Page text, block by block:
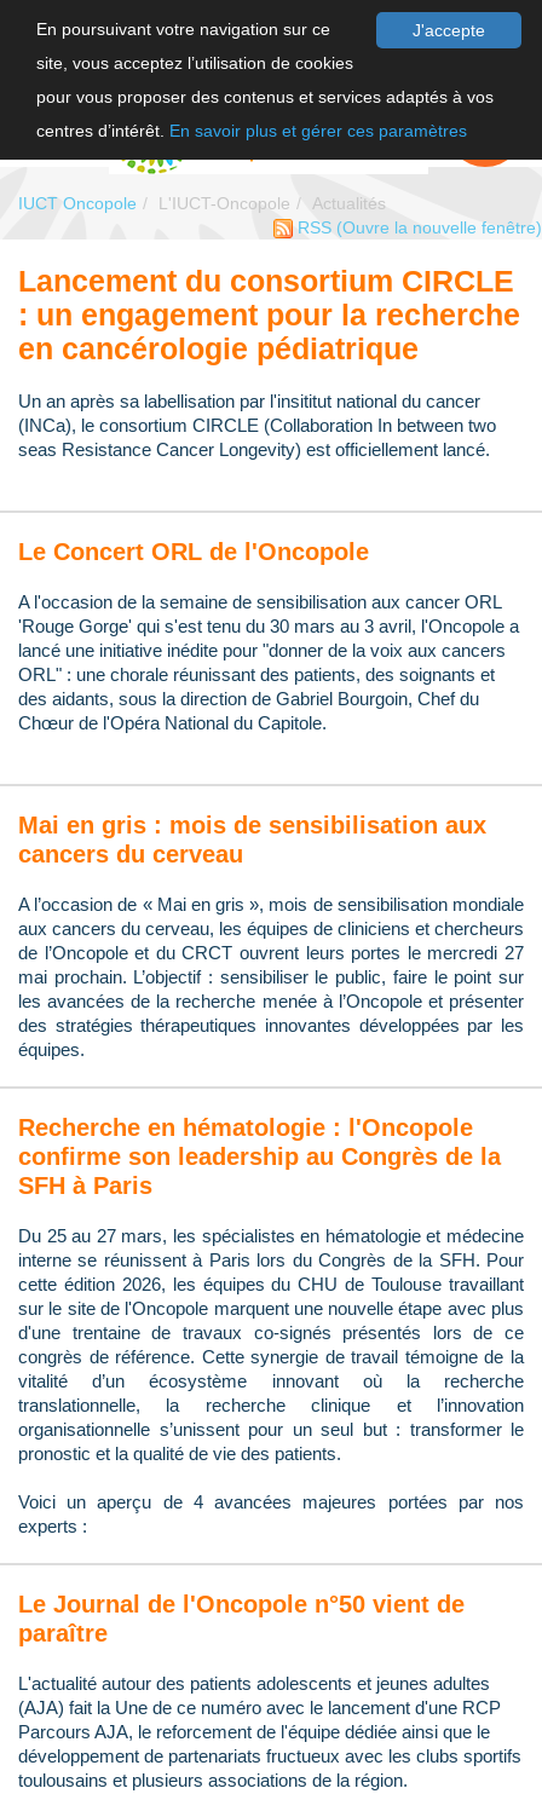
J'accepte
En poursuivant votre navigation sur ce
site, vous acceptez l’utilisation de cookies
pour vous proposer des contenus et services adaptés à vos
centres d’intérêt. En savoir plus et gérer ces paramètres
FAIRE UN
DON
IUCT Oncopole L'IUCT-Oncopole
Actualités
RSS (Ouvre la nouvelle fenêtre)
Lancement du consortium CIRCLE
: un engagement pour la recherche
en cancérologie pédiatrique
Un an après sa labellisation par l'insititut national du cancer
(INCa), le consortium CIRCLE (Collaboration In between two
seas Resistance Cancer Longevity) est officiellement lancé.
Le Concert ORL de l'Oncopole
A l'occasion de la semaine de sensibilisation aux cancer ORL
'Rouge Gorge' qui s'est tenu du 30 mars au 3 avril, l'Oncopole a
lancé une initiative inédite pour "donner de la voix aux cancers
ORL" : une chorale réunissant des patients, des soignants et
des aidants, sous la direction de Gabriel Bourgoin, Chef du
Chœur de l'Opéra National du Capitole.
Mai en gris : mois de sensibilisation aux
cancers du cerveau
A l’occasion de « Mai en gris », mois de sensibilisation mondiale
aux cancers du cerveau, les équipes de cliniciens et chercheurs
de l’Oncopole et du CRCT ouvrent leurs portes le mercredi 27
mai prochain. L’objectif : sensibiliser le public, faire le point sur
les avancées de la recherche menée à l’Oncopole et présenter
des stratégies thérapeutiques innovantes développées par les
équipes.
Recherche en hématologie : l'Oncopole
confirme son leadership au Congrès de la
SFH à Paris
Du 25 au 27 mars, les spécialistes en hématologie et médecine
interne se réunissent à Paris lors du Congrès de la SFH. Pour
cette édition 2026, les équipes du CHU de Toulouse travaillant
sur le site de l'Oncopole marquent une nouvelle étape avec plus
d'une trentaine de travaux co-signés présentés lors de ce
congrès de référence. Cette synergie de travail témoigne de la
vitalité d’un écosystème innovant où la recherche
translationnelle, la recherche clinique et l’innovation
organisationnelle s’unissent pour un seul but : transformer le
pronostic et la qualité de vie des patients.
Voici un aperçu de 4 avancées majeures portées par nos
experts :
Le Journal de l'Oncopole n°50 vient de
paraître
L'actualité autour des patients adolescents et jeunes adultes
(AJA) fait la Une de ce numéro avec le lancement d'une RCP
Parcours AJA, le reforcement de l'équipe dédiée ainsi que le
développement de partenariats fructueux avec les clubs sportifs
toulousains et plusieurs associations de la région.